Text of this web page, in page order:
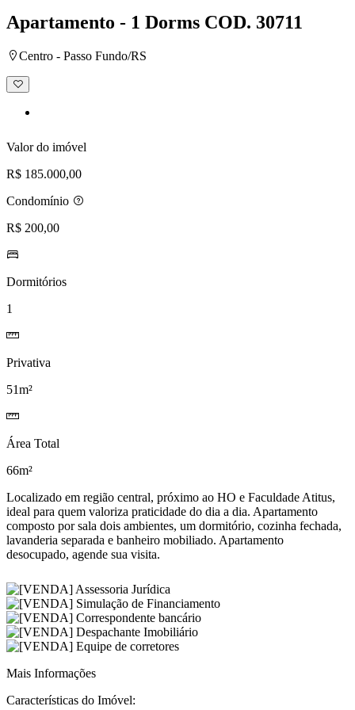
Apartamento - 1 Dorms COD. 30711
Centro - Passo Fundo/RS
Adicionar
à
Valor do imóvel
R$ 185.000,00
Condomínio
R$ 200,00
Dormitórios
1
Privativa
51m²
Área Total
66m²
Localizado em região central, próximo ao HO e Faculdade Atitus,
ideal para quem valoriza praticidade do dia a dia. Apartamento
composto por sala dois ambientes, um dormitório, cozinha fechada,
lavanderia separada e banheiro mobiliado. Apartamento
desocupado, agende sua visita.
Mais Informações
Características do Imóvel: